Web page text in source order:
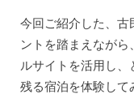
今回ご紹介した、古
ントを踏まえなが
ルサイトを活用し
残る宿泊を体験して